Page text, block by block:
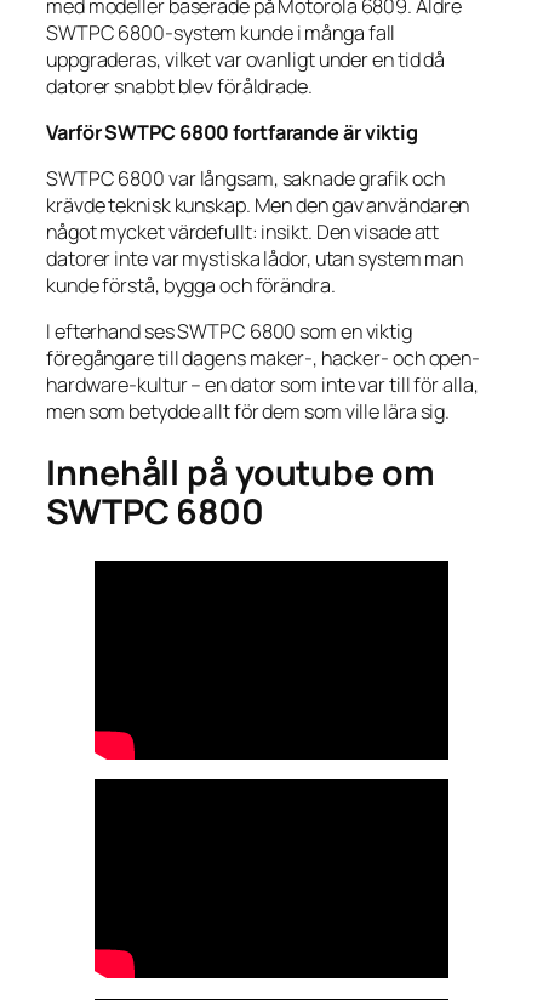
med modeller baserade på Motorola 6809. Äldre
SWTPC 6800-system kunde i många fall
uppgraderas, vilket var ovanligt under en tid då
datorer snabbt blev föråldrade.
Varför SWTPC 6800 fortfarande är viktig
SWTPC 6800 var långsam, saknade grafik och
krävde teknisk kunskap. Men den gav användaren
något mycket värdefullt: insikt. Den visade att
datorer inte var mystiska lådor, utan system man
kunde förstå, bygga och förändra.
I efterhand ses SWTPC 6800 som en viktig
föregångare till dagens maker-, hacker- och open-
hardware-kultur – en dator som inte var till för alla,
men som betydde allt för dem som ville lära sig.
Innehåll på youtube om
SWTPC 6800